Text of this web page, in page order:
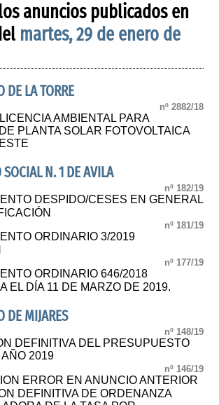
anuncios publicados en
martes, 29 de enero de
DE LA TORRE
nº 2882/18
AMBIENTAL PARA
PLANTA SOLAR FOTOVOLTAICA
SOCIAL N. 1 DE AVILA
nº 182/19
DESPIDO/CESES EN GENERAL
nº 181/19
ORDINARIO 3/2019
nº 177/19
ORDINARIO 646/2018
EL DÍA 11 DE MARZO DE 2019.
DE MIJARES
nº 148/19
DEFINITIVA DEL PRESUPUESTO
2019
nº 146/19
ERROR EN ANUNCIO ANTERIOR
DEFINITIVA DE ORDENANZA